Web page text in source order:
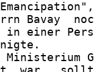
Bavay
in einer
Ministerium